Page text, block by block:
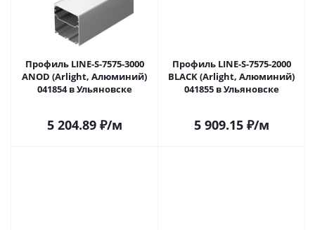
Профиль LINE-S-7575-3000
ANOD (Arlight, Алюминий)
041854 в Ульяновске
5 204.89₽/м
Профиль LINE-S-7575-2000
BLACK (Arlight, Алюминий)
041855 в Ульяновске
5 909.15₽/м